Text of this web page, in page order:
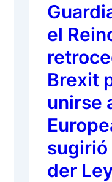
Carlson
Vladimir
Putin
el
Brexit
unirse
sugirió
der